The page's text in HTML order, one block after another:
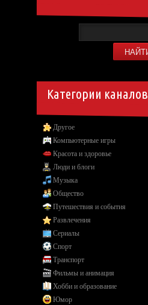
Категории каналов
Другое
Компьютерные игры
Красота и здоровье
Люди и блоги
Музыка
Общество
Путешествия и события
Развлечения
Сериалы
Спорт
Транспорт
Фильмы и анимация
Хобби и образование
Юмор